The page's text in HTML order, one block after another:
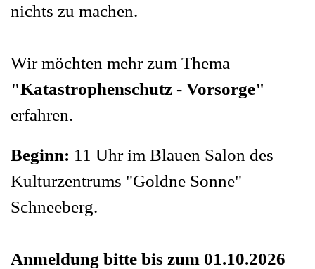
nichts zu machen.
Wir möchten mehr zum Thema
"Katastrophenschutz - Vorsorge"
erfahren.
Beginn: 11 Uhr im Blauen Salon des
Kulturzentrums "Goldne Sonne"
Schneeberg.
Anmeldung bitte bis zum 01.10.2026